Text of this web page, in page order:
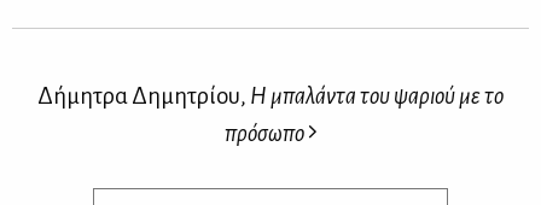
Δήμητρα Δημητρίου, Η μπαλάντα του ψαριού με το
πρόσωπο